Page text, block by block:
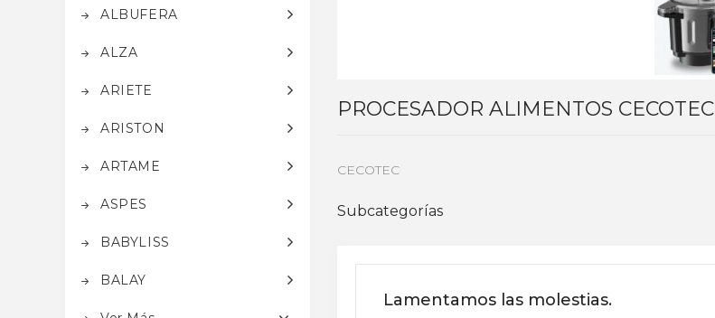
ALBUFERA
ALZA
ARIETE
ARISTON
ARTAME
ASPES
BABYLISS
BALAY
PROCESADOR ALIMENTOS CECOTEC
CECOTEC
Subcategorías
Lamentamos las molestias.